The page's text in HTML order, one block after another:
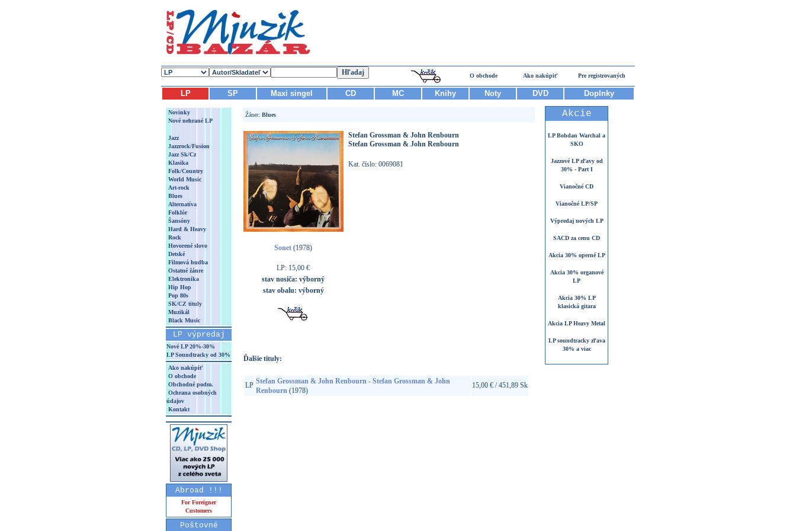
O obchode Ako nakúpiť Pre registrovaných
LP SP Maxi singel CD MC Knihy Noty DVD Doplnky
Novinky
Nové nehrané LP
Jazz
Jazzrock/Fusion
Jazz Sk/Cz
Klasika
Folk/Country
World Music
Art-rock
Blues
Alternatíva
Folklór
Šansóny
Hard & Heavy
Rock
Hovorené slovo
Detské
Filmová hudba
Ostatné žánre
Elektronika
Hip Hop
Pop 80s
SK/CZ tituly
Muzikál
Black Music
LP výpredaj
Nové LP 20%-30%
LP Soundtracky od 30%
Ako nakúpiť
O obchode
Obchodné podm.
Ochrana osobných
údajov
Kontakt
Abroad !!!
For Foreigner
Customers
Poštovné
Žáner: Blues
Sonet (1978)
LP: 15,00 €
stav nosiča: výborný
stav obalu: výborný
Stefan Grossman & John Renbourn
Stefan Grossman & John Renbourn
Kat. číslo: 0069081
Ďalšie tituly:
LP Stefan Grossman & John Renbourn - Stefan Grossman & John
Renbourn(1978)
15,00 € / 451,89 Sk
Akcie
LP Bohdan Warchal a
SKO
Jazzové LP zľavy od
30% - Part I
Vianočné CD
Vianočné LP/SP
Výpredaj nových LP
SACD za cenu CD
Akcia 30% operné LP
Akcia 30% organové
LP
Akcia 30% LP
klasická gitara
Akcia LP Heavy Metal
LP soundtracky zľava
30% a viac